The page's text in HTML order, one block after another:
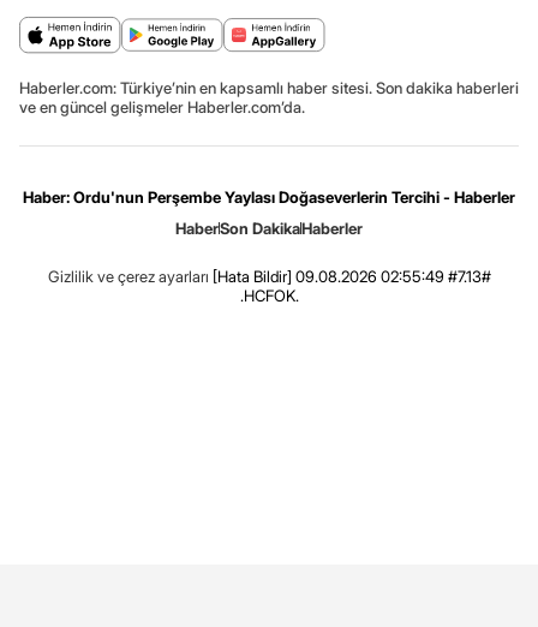
Haberler.com: Türkiye’nin en kapsamlı haber sitesi. Son dakika haberleri
ve en güncel gelişmeler Haberler.com’da.
Haber: Ordu'nun Perşembe Yaylası Doğaseverlerin Tercihi - Haberler
HaberSon DakikaHaberler
Gizlilik ve çerez ayarları [Hata Bildir] 09.08.2026 02:55:49 #7.13#
.HCFOK.